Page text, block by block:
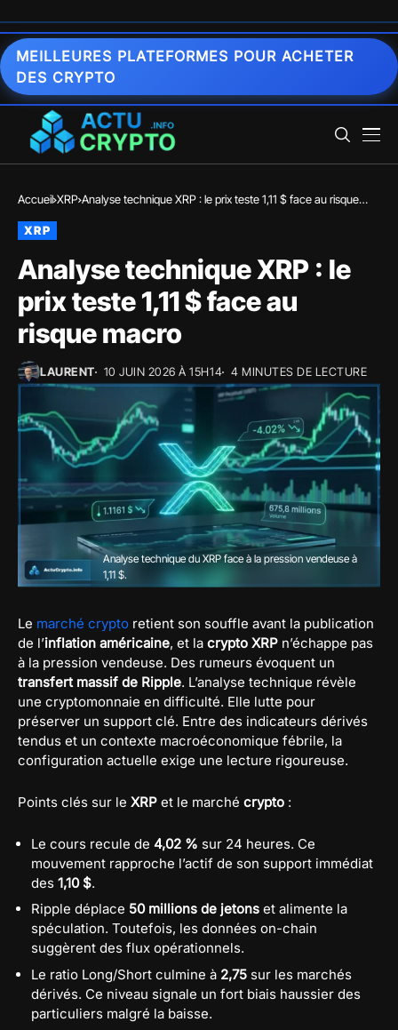
MEILLEURES PLATEFORMES POUR ACHETER
DES CRYPTO
Accueil XRP Analyse technique XRP : le prix teste 1,11 $ face au risque
XRP
Analyse technique XRP : le
prix teste 1,11 $ face au
risque macro
LAURENT 10 JUIN 2026 À 15H14 4 MINUTES DE LECTURE
Analyse technique du XRP face à la pression vendeuse à
1,11 $.
Le marché crypto retient son souffle avant la publication
de l’inflation américaine, et la crypto XRP n’échappe pas
à la pression vendeuse. Des rumeurs évoquent un
transfert massif de Ripple. L’analyse technique révèle
une cryptomonnaie en difficulté. Elle lutte pour
préserver un support clé. Entre des indicateurs dérivés
tendus et un contexte macroéconomique fébrile, la
configuration actuelle exige une lecture rigoureuse.
Points clés sur le XRP et le marché crypto :
Le cours recule de 4,02 % sur 24 heures. Ce
mouvement rapproche l’actif de son support immédiat
des 1,10 $.
Ripple déplace 50 millions de jetons et alimente la
spéculation. Toutefois, les données on-chain
suggèrent des flux opérationnels.
Le ratio Long/Short culmine à 2,75 sur les marchés
dérivés. Ce niveau signale un fort biais haussier des
particuliers malgré la baisse.